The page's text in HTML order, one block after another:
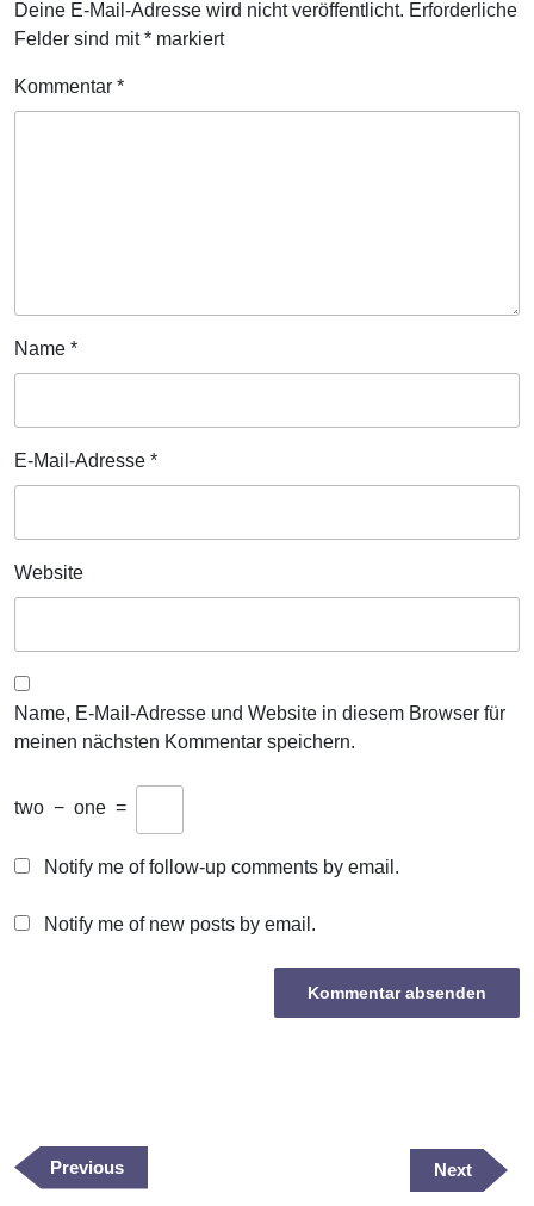
Deine E-Mail-Adresse wird nicht veröffentlicht. Erforderliche
Felder sind mit* markiert
Kommentar *
Name *
E-Mail-Adresse *
Website
Name, E-Mail-Adresse und Website in diesem Browser für
meinen nächsten Kommentar speichern.
two − one =
Notify me of follow-up comments by email.
Notify me of new posts by email.
Previous
Post
Previous
Next
Post
Next